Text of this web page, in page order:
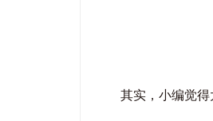
其实，小编觉